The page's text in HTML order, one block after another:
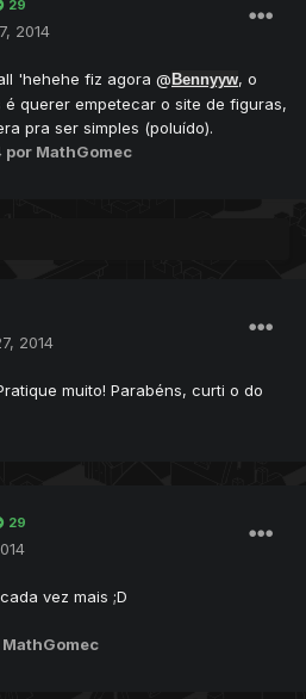
29
2014
'hehehe fiz agora @ Bennyyw, o
é querer empetecar o site de figuras,
pra ser simples (poluído).
por MathGomec
2014
muito! Parabéns, curti o do
29
vez mais ;D
MathGomec